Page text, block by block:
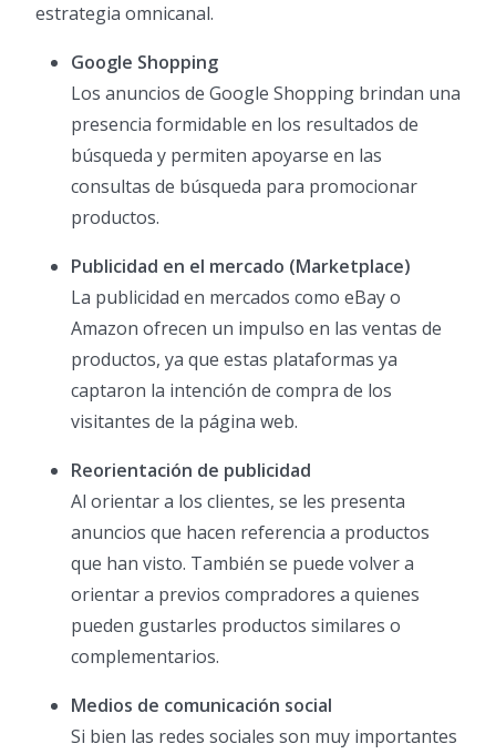
estrategia omnicanal.
Google Shopping
Los anuncios de Google Shopping brindan una
presencia formidable en los resultados de
búsqueda y permiten apoyarse en las
consultas de búsqueda para promocionar
productos.
Publicidad en el mercado (Marketplace)
La publicidad en mercados como eBay o
Amazon ofrecen un impulso en las ventas de
productos, ya que estas plataformas ya
captaron la intención de compra de los
visitantes de la página web.
Reorientación de publicidad
Al orientar a los clientes, se les presenta
anuncios que hacen referencia a productos
que han visto. También se puede volver a
orientar a previos compradores a quienes
pueden gustarles productos similares o
complementarios.
Medios de comunicación social
Si bien las redes sociales son muy importantes